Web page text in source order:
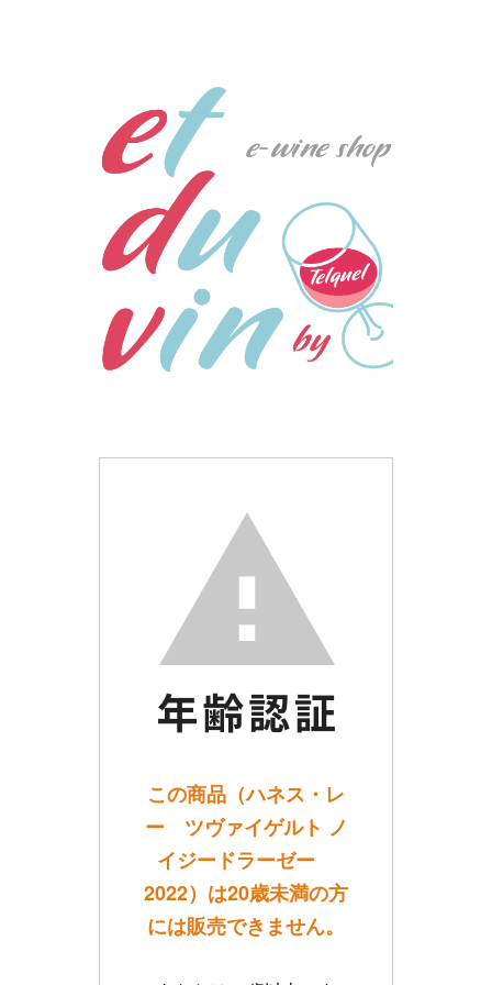
この商品（ハネス・レ
ー ツヴァイゲルト ノ
イジードラーゼー
2022）は20歳未満の方
には販売できません。